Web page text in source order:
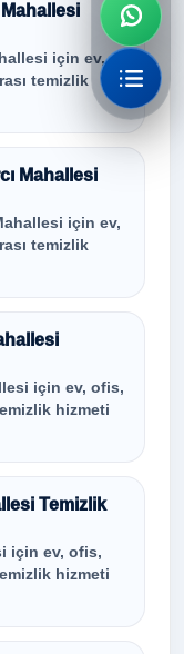
için ev,
temizlik
Mahallesi
için ev,
temizlik
için ev, ofis,
hizmeti
Temizlik
için ev, ofis,
hizmeti